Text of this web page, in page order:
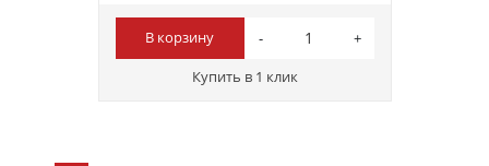
В корзину
Купить в 1 клик